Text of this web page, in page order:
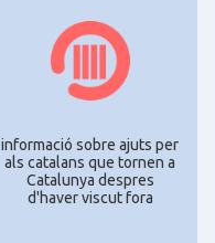
informació sobre ajuts per
als catalans que tornen a
Catalunya despres
d'haver viscut fora